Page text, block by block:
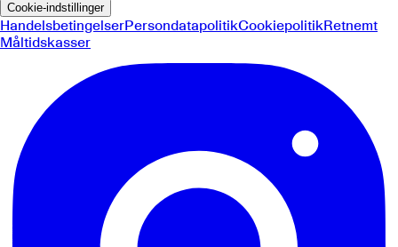
Cookie-indstillinger
HandelsbetingelserPersondatapolitikCookiepolitikRetnemt
Måltidskasser